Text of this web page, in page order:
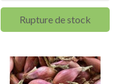
Rupture de stock